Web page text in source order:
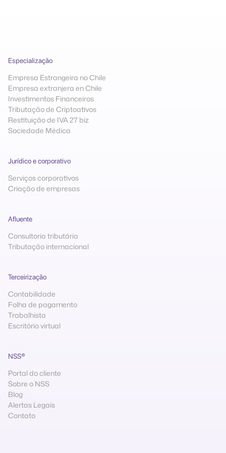
Especialização
Empresa Estrangeira no Chile
Empresa extranjera en Chile
Investimentos Financeiros
Tributação de Criptoativos
Restituição de IVA 27 biz
Sociedade Médica
Jurídico e corporativo
Serviços corporativos
Criação de empresas
Afluente
Consultoria tributária
Tributação internacional
Terceirização
Contabilidade
Folha de pagamento
Trabalhista
Escritório virtual
NSS®
Portal do cliente
Sobre o NSS
Blog
Alertas Legais
Contato